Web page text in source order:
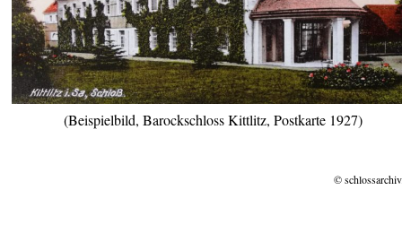
(Beispielbild, Barockschloss Kittlitz, Postkarte 1927)
©